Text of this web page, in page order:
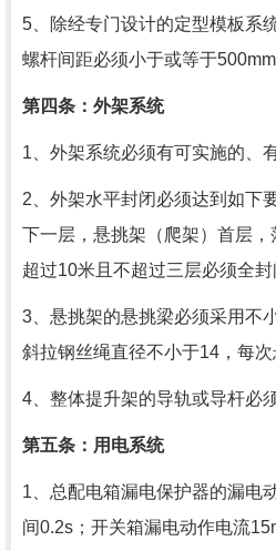
5、除经专门设计的定型模板系
螺杆间距必须小于或等于500mm
第四条：外架系统
1、外架系统必须有可实施的、
2、外架水平封闭必须达到如下
下一层，悬挑架（爬架）首层
超过10米且不超过三层必须全封
3、悬挑架的悬挑梁必须采用不
斜拉钢丝绳直径不小于14 ，每
4、整体提升架的导轨或导杆必
第五条：用电系统
1、总配电箱漏电保护器的漏电
间0.2s ；开关箱漏电动作电流